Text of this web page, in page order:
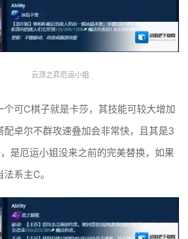
云顶之弈厄运小姐
个可C棋子就是卡莎，其技能可较大增加
配卓尔不群攻速叠加会非常快，且其是3
是厄运小姐没来之前的完美替换，如果
系主C。